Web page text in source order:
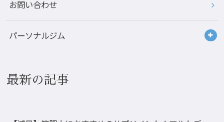
お問い合わせ
パーソナルジム
最新の記事